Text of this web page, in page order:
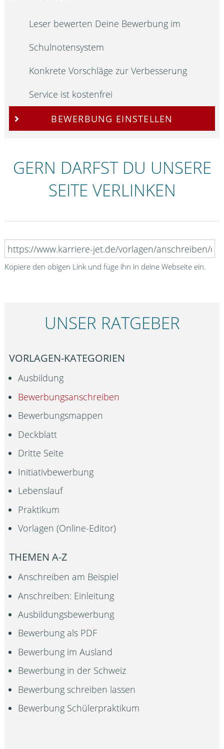
Leser bewerten Deine Bewerbung im
Schulnotensystem
Konkrete Vorschläge zur Verbesserung
Service ist kostenfrei
BEWERBUNG EINSTELLEN
GERN DARFST DU UNSERE
SEITE VERLINKEN
Kopiere den obigen Link und füge ihn in deine Webseite ein.
UNSER RATGEBER
VORLAGEN-KATEGORIEN
Ausbildung
Bewerbungsanschreiben
Bewerbungsmappen
Deckblatt
Dritte Seite
Initiativbewerbung
Lebenslauf
Praktikum
Vorlagen (Online-Editor)
THEMEN A-Z
Anschreiben am Beispiel
Anschreiben: Einleitung
Ausbildungsbewerbung
Bewerbung als PDF
Bewerbung im Ausland
Bewerbung in der Schweiz
Bewerbung schreiben lassen
Bewerbung Schülerpraktikum